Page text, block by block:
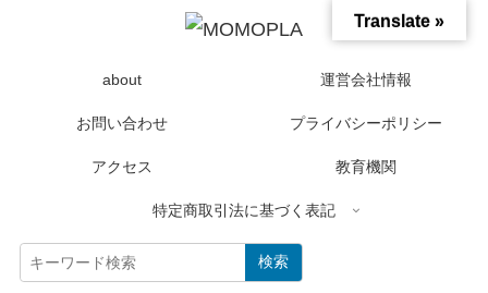
about 運営会社情報
お問い合わせ プライバシーポリシー
アクセス 教育機関
特定商取引法に基づく表記
検索
Translate »